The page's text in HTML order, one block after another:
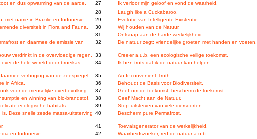
en dus opwarming van de aarde. 27
Ik verloor mijn geloof en vond de waarheid.
28
Laugh like a Cuckabaroo.
met name in Brazilië en Indonesië.
29
Evolutie van Intelligente Existentie.
diversiteit in Flora and Fauna.
30
Wij houden van de Natuur.
31
Ontsnap aan de harde werkelijkheid.
en daarmee de emissie van
32 De natuur zegt: vriendelijke groeten met handen en voeten.
verdrinkt in de overvloedige regen. 33
Creeer a.u.b. een ecologische veilige toekomst.
de hele wereld door broeikas
34 Ik ben trots dat ik de natuur kan helpen.
verhoging van de zeespiegel. 35
An Inconvenient Truth.
in Africa.
36
Behoudt de Basis voor Biodiversiteit.
voor de menselijke overbevolking.
37
Geef om de toekomst, bescherm de toekomst.
en winning van bio-brandstof.
38
Geef Macht aan de Natuur.
ecologische habitats.
39
Stop uitsterven van vele diersoorten.
Deze snelle zesde massa-uitsterving 40 Bescherm pure Permafrost.
41
Toevalsgenerator van de werkelijkheid.
en Indonesie.
42
Waarheidszoeker, red de natuur a.u.b.